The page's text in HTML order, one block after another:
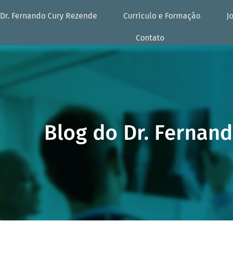
Dr. Fernando Cury Rezende Currículo e Formação
Contato
Blog do Dr.